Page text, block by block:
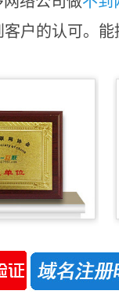
客户的认可。